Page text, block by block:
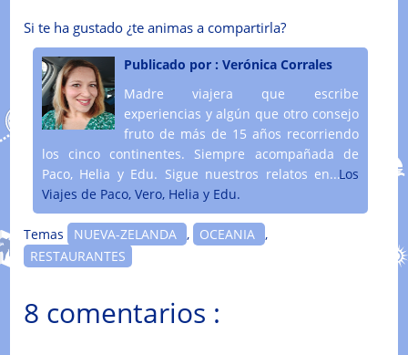
Si te ha gustado ¿te animas a compartirla?
Publicado por : Verónica Corrales
Madre viajera que escribe
experiencias y algún que otro consejo
fruto de más de 15 años recorriendo
los cinco continentes. Siempre acompañada de
Paco, Helia y Edu. Sigue nuestros relatos en....
Los
Viajes de Paco, Vero, Helia y Edu.
Temas NUEVA-ZELANDA , OCEANIA ,
RESTAURANTES
8 comentarios :